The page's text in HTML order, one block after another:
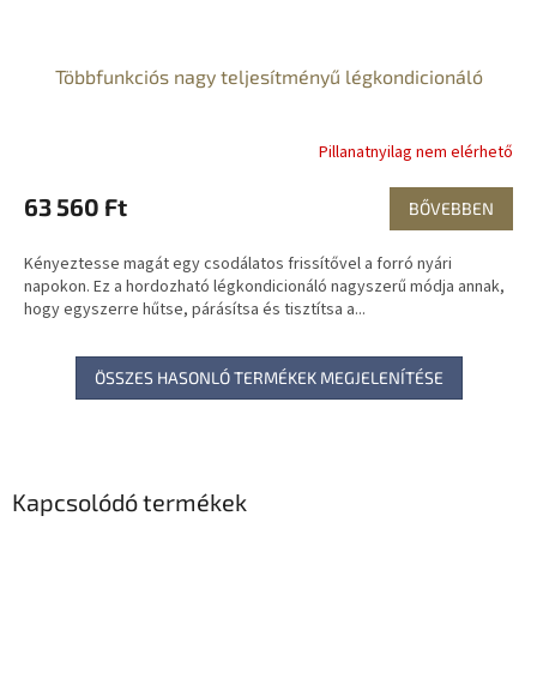
Kapcsolódó termékek
Többfunkciós nagy teljesítményű légkondicionáló
Pillanatnyilag nem elérhető
63 560 Ft BŐVEBBEN
Kényeztesse magát egy csodálatos frissítővel a forró nyári
napokon. Ez a hordozható légkondicionáló nagyszerű módja annak,
hogy egyszerre hűtse, párásítsa és tisztítsa a...
ÖSSZES HASONLÓ TERMÉKEK MEGJELENÍTÉSE